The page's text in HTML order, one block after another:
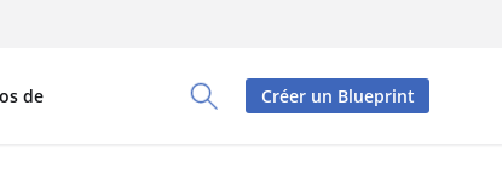
Toggle Search Panel
de Créer un Blueprint